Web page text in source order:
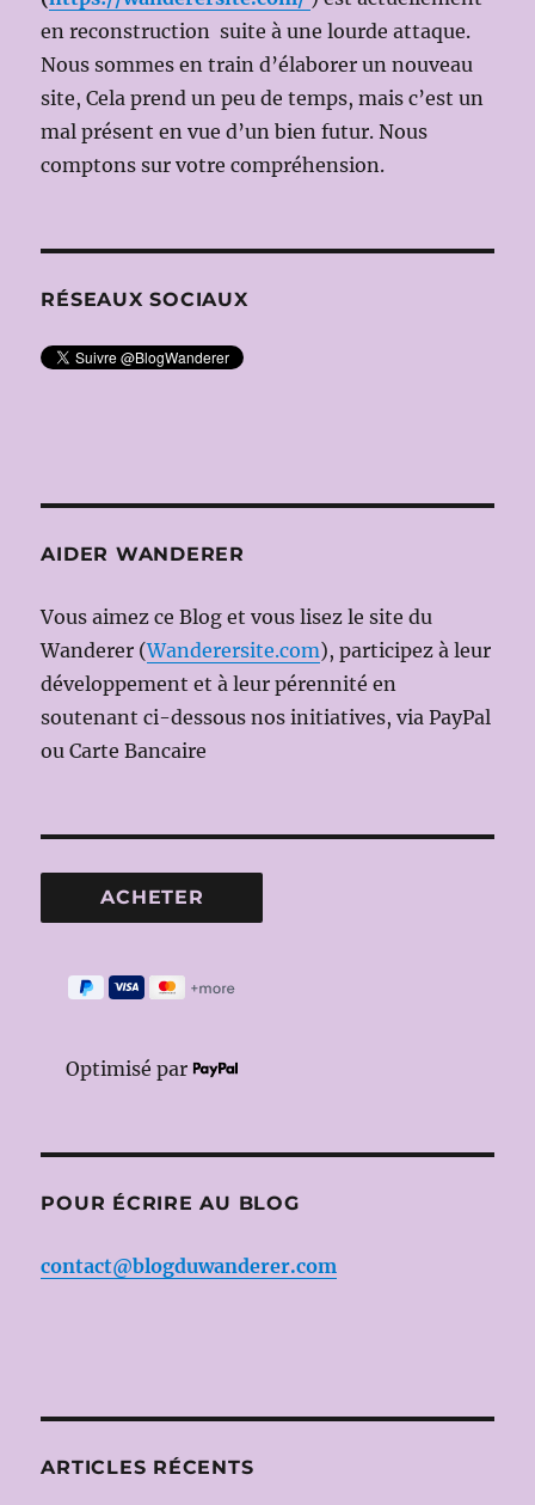
en
Scène
Günter
en reconstruction suite à une lourde attaque.
Nous sommes en train d’élaborer un nouveau
site, Cela prend un peu de temps, mais c’est un
mal présent en vue d’un bien futur. Nous
comptons sur votre compréhension.
RÉSEAUX SOCIAUX
AIDER WANDERER
Vous aimez ce Blog et vous lisez le site du
Wanderer (Wanderersite.com), participez à leur
développement et à leur pérennité en
soutenant ci-dessous nos initiatives, via PayPal
ou Carte Bancaire
Optimisé par
POUR ÉCRIRE AU BLOG
contact@blogduwanderer.com
ARTICLES RÉCENTS